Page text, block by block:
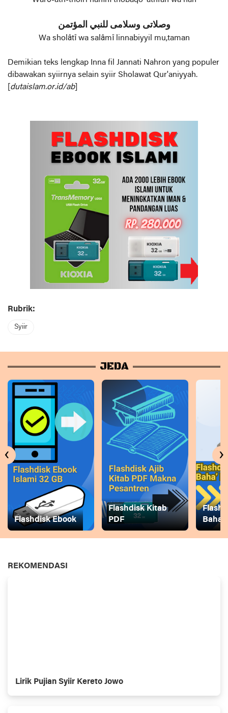
وصلاتی وسلامی للنبي المؤتمن
Wa sholâtî wa salâmî linnabiyyil mu,taman
Demikian teks lengkap Inna fil Jannati Nahron yang populer
dibawakan syiirnya selain syiir Sholawat Qur'aniyyah.
dutaislam.or.id/ab]
Rubrik:
Syiir
JEDA
Flashdisk Ebook
Flashdisk Kitab
PDF
Baha
‹ ›
REKOMENDASI
Lirik Pujian Syiir Kereto Jowo